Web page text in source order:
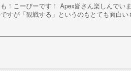
！こーびーです！ Apex皆さん楽しんでい
すが「観戦する」というのもとても面白